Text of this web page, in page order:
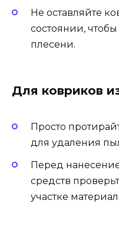
Не оставляйте
состоянии,
плесени.
Для ковриков
Просто
для удаления
Перед
средств
участке